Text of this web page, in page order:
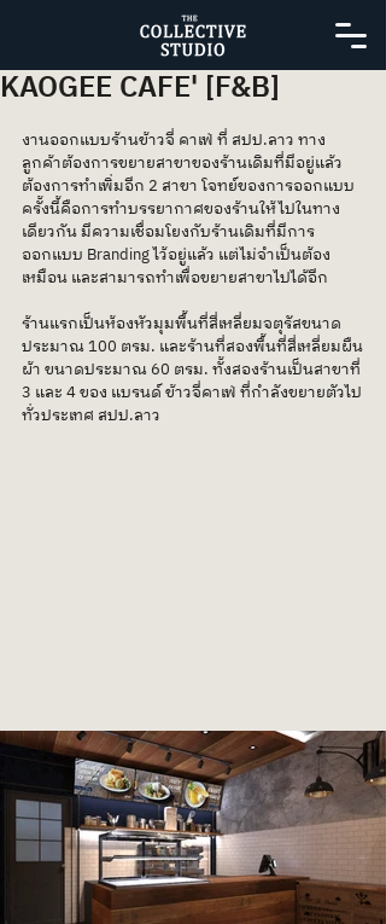
KAOGEE CAFE' [F&B]
งานออกแบบร้านข้าวจี่ คาเฟ่ ที่ สปป.ลาว ทาง
ลูกค้าต้องการขยายสาขาของร้านเดิมที่มีอยู่แล้ว
ต้องการทำเพิ่มอีก 2 สาขา โจทย์ของการออกแบบ
ครั้งนี้คือการทำบรรยากาศของร้านให้ไปในทาง
เดียวกัน มีความเชื่อมโยงกับร้านเดิมที่มีการ
ออกแบบ Branding ไว้อยู่แล้ว แต่ไม่จำเป็นต้อง
เหมือน และสามารถทำเพื่อขยายสาขาไปได้อีก
ร้านแรกเป็นห้องหัวมุมพื้นที่สี่เหลี่ยมจตุรัสขนาด
ประมาณ 100 ตรม. และร้านที่สองพื้นที่สี่เหลี่ยมผืน
ผ้า ขนาดประมาณ 60 ตรม. ทั้งสองร้านเป็นสาขาที่
3 และ 4 ของ แบรนด์ ข้าวจี่คาเฟ่ ที่กำลังขยายตัวไป
ทั่วประเทศ สปป.ลาว